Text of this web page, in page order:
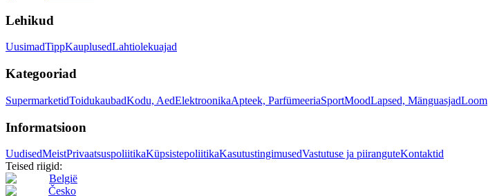
Lehikud
UusimadTippKauplusedLahtiolekuajad
Kategooriad
SupermarketidToidukaubadKodu, AedElektroonikaApteek, ParfümeeriaSportMoodLapsed, MänguasjadLoom
Informatsioon
UudisedMeistPrivaatsuspoliitikaKüpsistepoliitikaKasutustingimusedVastutuse ja piiranguteKontaktid
Teised riigid:
België
Česko